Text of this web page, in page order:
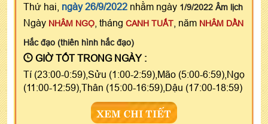
Thứ hai, ngày 26/9/2022 nhằm ngày 1/9/2022 Âm lịch
Ngày NHÂM NGỌ , tháng CANH TUẤT , năm NHÂM DẦN
Hắc đạo (thiên hình hắc đạo)
GIỜ TỐT TRONG NGÀY :
Tí (23:00-0:59),Sửu (1:00-2:59),Mão (5:00-6:59),Ngọ
(11:00-12:59),Thân (15:00-16:59),Dậu (17:00-18:59)
XEM CHI TIẾT